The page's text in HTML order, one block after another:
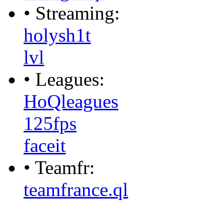
• Streaming:
holysh1t
lvl
• Leagues:
HoQleagues
125fps
faceit
• Teamfr:
teamfrance.ql